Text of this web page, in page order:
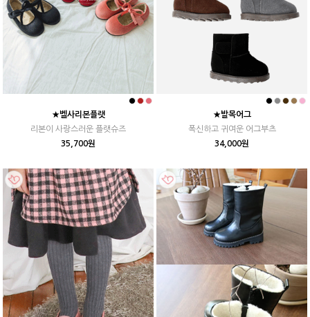
★벨사리본플랫
리본이 사랑스러운 플랫슈즈
35,700원
★발목어그
폭신하고 귀여운 어그부츠
34,000원